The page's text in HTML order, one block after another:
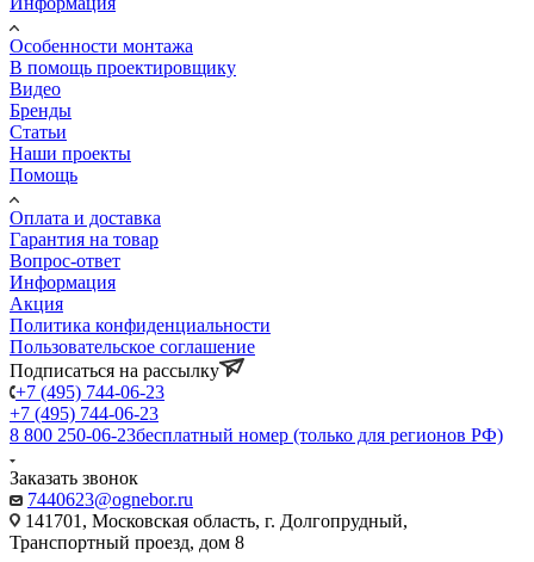
Особенности монтажа
В помощь проектировщику
Видео
Бренды
Статьи
Наши проекты
Помощь
Оплата и доставка
Гарантия на товар
Вопрос-ответ
Информация
Акция
Политика конфиденциальности
Пользовательское соглашение
Подписаться на рассылку
+7 (495) 744-06-23
+7 (495) 744-06-23
8 800 250-06-23бесплатный номер (только для регионов РФ)
Заказать звонок
7440623@ognebor.ru
141701, Московская область, г. Долгопрудный,
Транспортный проезд, дом 8